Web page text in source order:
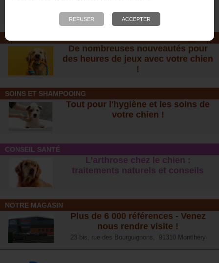
14,65 € 13,40 €
JOUETS EN CORDE
De nombreuses nouveautés pour
des heures de jeux avec votre chien
!
SOINS ET SHAMPOOING
Tout pour l'hygiène et les soins de
votre chien !
CONSEIL SANTÉ
L’arthrose chez le chien :
traitements naturels et conseils
NOTRE MAGASIN
Plus de 6 000 références - Venez
nous rendre visite !
23 bis, rue des Bourguignons, 91310 Montlhéry